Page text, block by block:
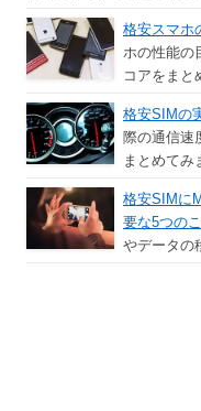
格安スマホ
ホの性能の
コアをまと
格安SIMの
際の通信速
まとめてみ
格安SIMに
要な5つの
やデータの